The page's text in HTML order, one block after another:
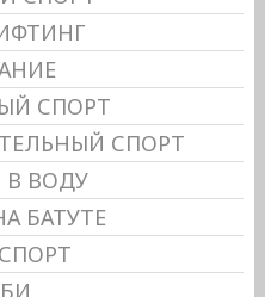
СПОРТ
СПОРТ
ВОДУ
БАТУТЕ